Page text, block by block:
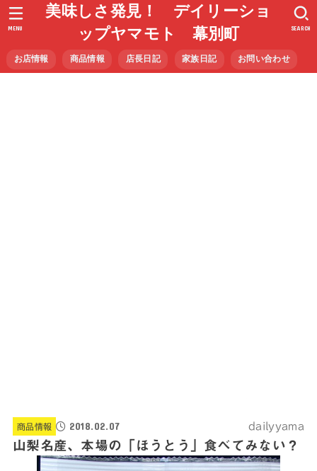
美味しさ発見！ デイリーショ
ップヤマモト 幕別町
お店情報 商品情報 店長日記 家族日記 お問い合わせ
SEARCH
MENU
商品情報 2018.02.07 dailyyama
山梨名産、本場の「ほうとう」食べてみない？